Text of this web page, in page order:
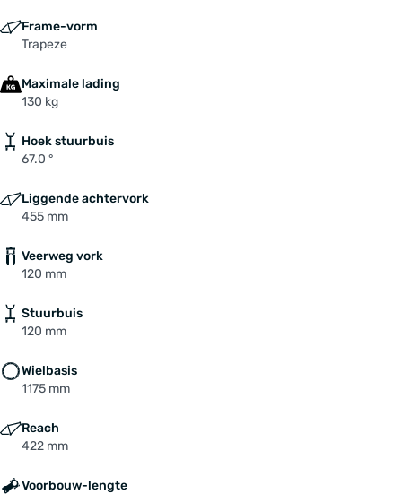
Frame-vorm
Trapeze
Maximale lading
130 kg
Hoek stuurbuis
67.0 °
Liggende achtervork
455 mm
Veerweg vork
120 mm
Stuurbuis
120 mm
Wielbasis
1175 mm
Reach
422 mm
Voorbouw-lengte